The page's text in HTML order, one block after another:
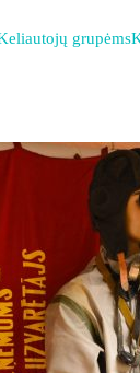
grupėms